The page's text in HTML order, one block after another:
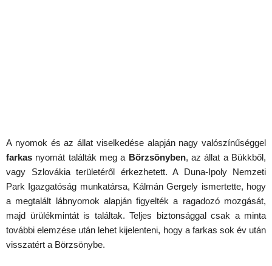
A nyomok és az állat viselkedése alapján nagy valószínűséggel
farkas nyomát találták meg a Börzsönyben, az állat a Bükkből,
vagy Szlovákia területéről érkezhetett. A Duna-Ipoly Nemzeti
Park Igazgatóság munkatársa, Kálmán Gergely ismertette, hogy
a megtalált lábnyomok alapján figyelték a ragadozó mozgását,
majd ürülékmintát is találtak. Teljes biztonsággal csak a minta
további elemzése után lehet kijelenteni, hogy a farkas sok év után
visszatért a Börzsönybe.